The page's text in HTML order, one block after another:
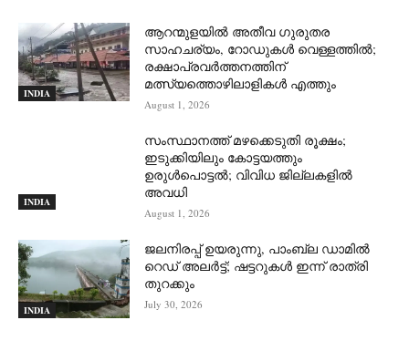
INDIA
ആറന്മുളയില്‍ അതീവ ഗുരുതര
സാഹചര്യം, റോഡുകള്‍ വെള്ളത്തില്‍;
രക്ഷാപ്രവര്‍ത്തനത്തിന്
മത്സ്യത്തൊഴിലാളികള്‍ എത്തും
August 1, 2026
INDIA
സംസ്ഥാനത്ത് മഴക്കെടുതി രൂക്ഷം;
ഇടുക്കിയിലും കോട്ടയത്തും
ഉരുള്‍പൊട്ടല്‍; വിവിധ ജില്ലകളില്‍
അവധി
August 1, 2026
INDIA
ജലനിരപ്പ് ഉയരുന്നു, പാംബ്ല ഡാമിൽ
റെഡ് അലർട്ട്; ഷട്ടറുകൾ ഇന്ന് രാത്രി
തുറക്കും
July 30, 2026